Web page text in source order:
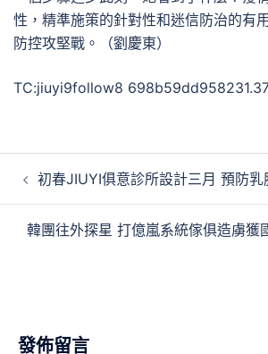
性，精準施策的針對性和迷信防治的有
防控攻堅戰。（劉慶東）
TC:jiuyi9follow8
初春JIUYI俱意診所設計三月 預防
韓團往外探星 打億嵐系統傢俱造虜獲
發佈留言